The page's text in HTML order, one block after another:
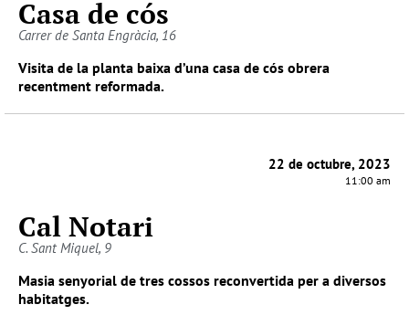
Casa de cós
Carrer de Santa Engràcia, 16
Visita de la planta baixa d’una casa de cós obrera
recentment reformada.
22 de octubre, 2023
11:00 am
Cal Notari
C. Sant Miquel, 9
Masia senyorial de tres cossos reconvertida per a diversos
habitatges.